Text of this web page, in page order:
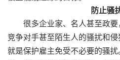
防止骚
很多企业家、名人甚至政要
竞争对手甚至陌生人的骚扰和
就是保护雇主免受不必要的骚